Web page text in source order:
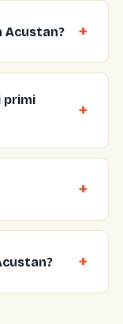
Acustan?
primi